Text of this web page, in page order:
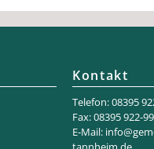
Kontakt
Telefon: 08395
Fax: 08395 922-99
E-Mail: